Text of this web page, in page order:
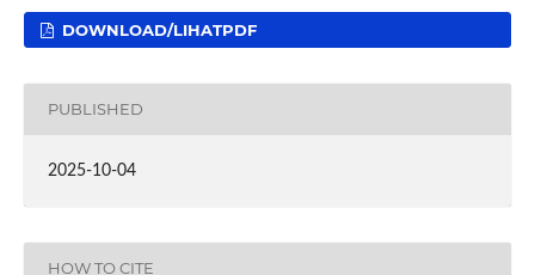
DOWNLOAD/LIHATPDF
PUBLISHED
2025-10-04
HOW TO CITE